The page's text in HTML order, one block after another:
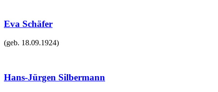
Eva Schäfer
(geb. 18.09.1924)
Hans-Jürgen Silbermann